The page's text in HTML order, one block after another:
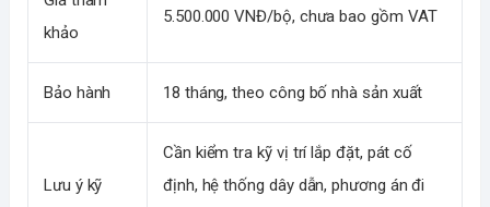
khảo
5.500.000 VNĐ/bộ, chưa bao gồm VAT
Bảo hành 18 tháng, theo công bố nhà sản xuất
Lưu ý kỹ
Cần kiểm tra kỹ vị trí lắp đặt, pát cố
định, hệ thống dây dẫn, phương án đi